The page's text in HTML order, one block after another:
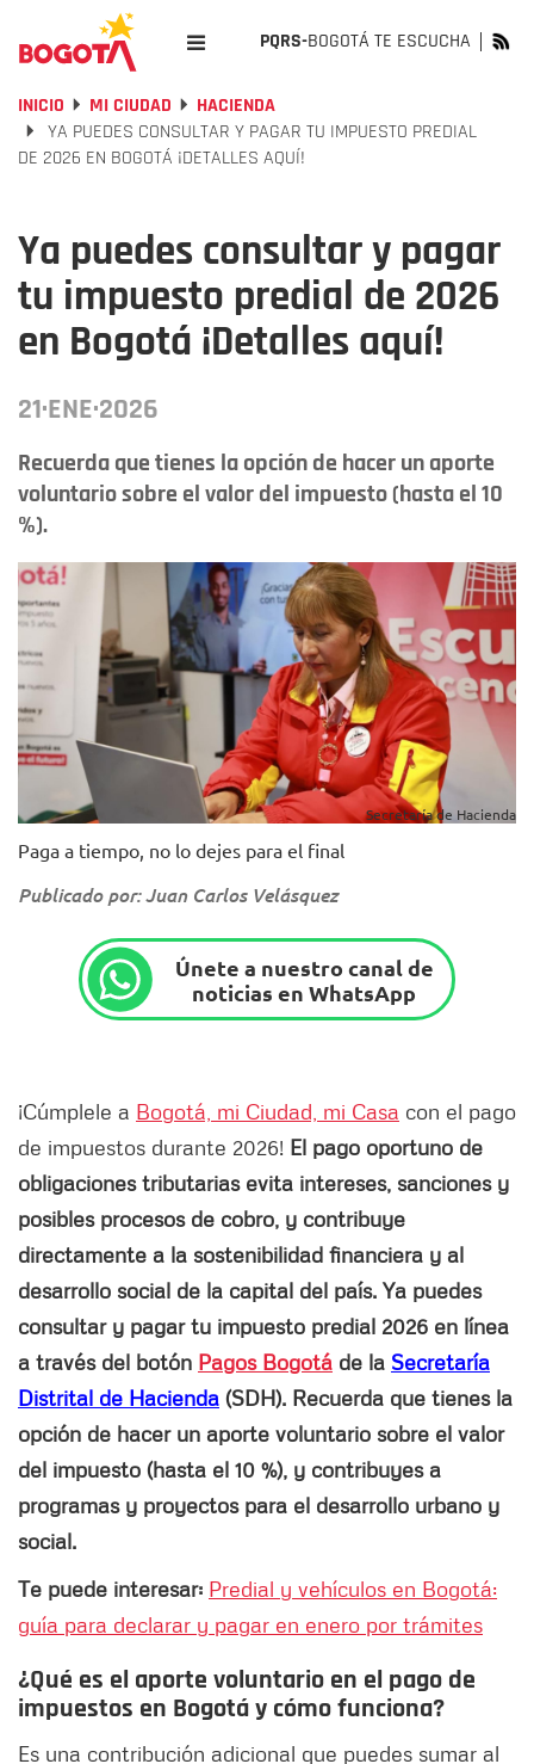
PQRS-BOGOTÁ TE ESCUCHA
INICIO MI CIUDAD
HACIENDA
YA PUEDES CONSULTAR Y PAGAR TU IMPUESTO PREDIAL
DE 2026 EN BOGOTÁ ¡DETALLES AQUÍ!
Ya puedes consultar y pagar
tu impuesto predial de 2026
en Bogotá ¡Detalles aquí!
21·ENE·2026
Recuerda que tienes la opción de hacer un aporte
voluntario sobre el valor del impuesto (hasta el 10
%).
Secretaría de Hacienda
Paga a tiempo, no lo dejes para el final
Publicado por: Juan Carlos Velásquez
Únete a nuestro canal de
noticias en WhatsApp
¡Cúmplele a Bogotá, mi Ciudad, mi Casa con el pago
de impuestos durante 2026! El pago oportuno de
obligaciones tributarias evita intereses, sanciones y
posibles procesos de cobro, y contribuye
directamente a la sostenibilidad financiera y al
desarrollo social de la capital del país. Ya puedes
consultar y pagar tu impuesto predial 2026 en línea
a través del botón Pagos Bogotá de la Secretaría
Distrital de Hacienda (SDH). Recuerda que tienes la
opción de hacer un aporte voluntario sobre el valor
del impuesto (hasta el 10 %), y contribuyes a
programas y proyectos para el desarrollo urbano y
social.
Te puede interesar: Predial y vehículos en Bogotá:
guía para declarar y pagar en enero por trámites
¿Qué es el aporte voluntario en el pago de
impuestos en Bogotá y cómo funciona?
Es una contribución adicional que puedes sumar al